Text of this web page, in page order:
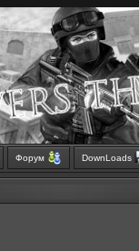
Форум DownLoads